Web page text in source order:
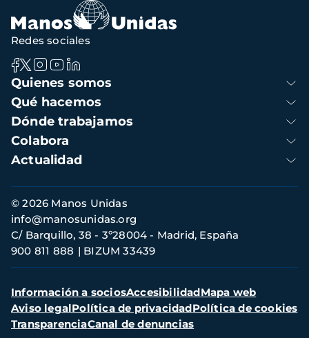
Navegación
principal
Quienes somos
Qué hacemos
Dónde trabajamos
Colabora
Actualidad
Redes sociales
Información
de
contacto
© 2026 Manos Unidas
C/ Barquillo, 38 - 3º28004 - Madrid, España
900 811 888
BIZUM 33439
info@manosunidas.org
Menú
secundario
Información a sociosAccesibilidadMapa web
Aviso legalPolítica de privacidadPolítica de cookies
TransparenciaCanal de denuncias